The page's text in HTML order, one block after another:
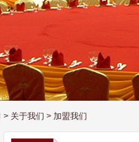
> 关于我们 > 加盟我们